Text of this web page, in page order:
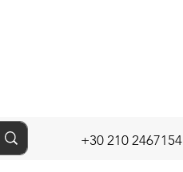
+30 210 2467154